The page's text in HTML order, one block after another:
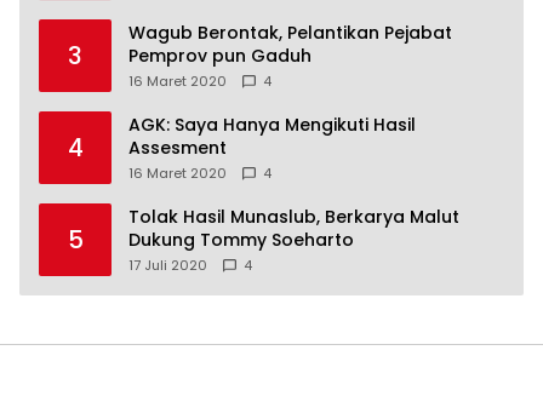
3
Wagub Berontak, Pelantikan Pejabat
Pemprov pun Gaduh
16 Maret 2020 4
4
AGK: Saya Hanya Mengikuti Hasil
Assesment
16 Maret 2020 4
5
Tolak Hasil Munaslub, Berkarya Malut
Dukung Tommy Soeharto
17 Juli 2020 4